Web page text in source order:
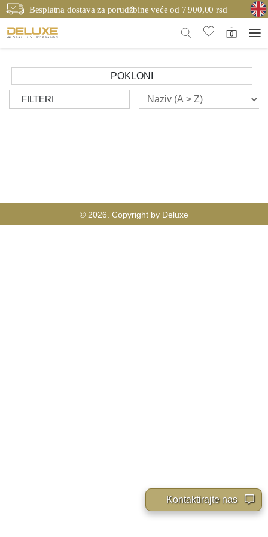
Besplatna dostava za porudžbine veće od 7 900,00 rsd
POKLONI
FILTERI
© 2026. Copyright by Deluxe
Kontaktirajte nas